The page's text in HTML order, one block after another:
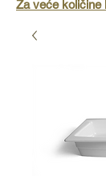
Za veće količine